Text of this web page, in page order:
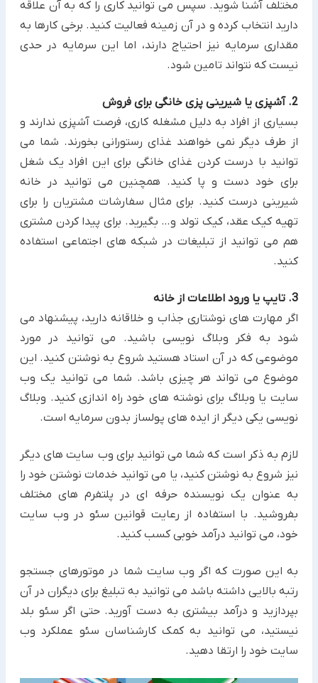
مختلف آشنا شوید. سپس می توانید کاری را که به آن علاقه
دارید انتخاب ‏کرده و در آن زمینه فعالیت کنید. برخی کارها به
مقداری سرمایه نیز احتیاج دارند، اما این سرمایه در حدی
نیست که نتواند ‏تامین شود.
2. آشپزی یا شیرینی پزی خانگی برای فروش
بسیاری از افراد به دلیل مشغله کاری، فرصت آشپزی ندارند و
از طرف دیگر نمی خواهند غذای رستورانی بخورند. شما ‏می
توانید با درست کردن غذای خانگی برای این افراد یک شغل
برای خود دست و پا کنید. همچنین می توانید در خانه
شیرینی درست کنید. برای مثال سفارشات مشتریان را برای
تهیه کیک عقد، کیک تولد و… ‏بگیرید. برای پیدا کردن مشتری
هم می توانید از تبلیغات در شبکه های اجتماعی استفاده
کنید.‏
3. تایپ یا ورود اطلاعات از خانه
اگر مهارت های نوشتاری جذاب و خلاقانه دارید، پیشنهاد می
شود به فکر وبلاگ نویسی باشید. می توانید در مورد
موضوعی که ‏در آن استاد هستید شروع به نوشتن کنید. این
موضوع می تواند هر چیزی باشد. شما می توانید یک وب
سایت یا وبلاگ برای ‏نوشته های خود راه اندازی کنید. وبلاگ
نویسی یکی دیگر از ایده های پولساز بدون سرمایه است.‏
لازم به ذکر است که شما می توانید برای وب سایت های دیگر
نیز شروع به نوشتن کنید، یا می توانید خدمات نوشتن خود را
به ‏عنوان یک نویسنده حرفه ای در پلتفرم های مختلف
بفروشید. با استفاده از رعایت قوانین سئو در وب سایت
خود، می توانید ‏درآمد خوبی کسب کنید.
به این صورت که اگر وب سایت شما در موتورهای جستجو
رتبه بالایی داشته باشد می توانید به تبلیغ برای دیگران در آن
‏بپردازید و درآمد بیشتری به دست آورید. حتی اگر سئو بلد
نیستید، می توانید به کمک کارشناسان سئو عملکرد وب
سایت ‏خود را ارتقا دهید.‏